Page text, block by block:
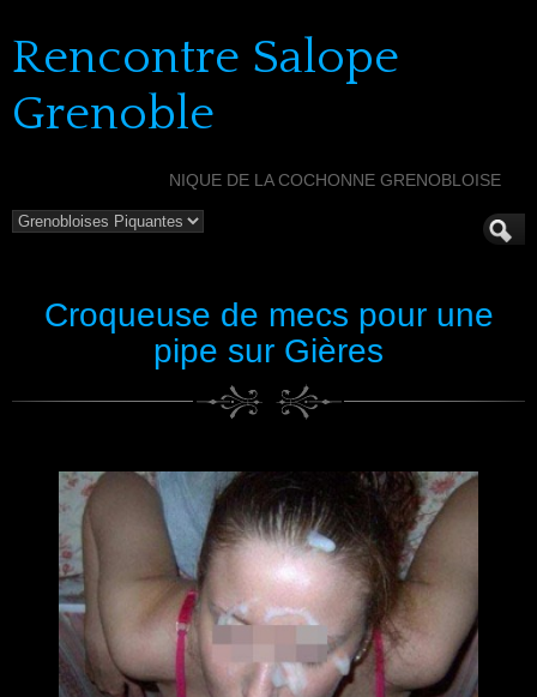
Rencontre Salope
Grenoble
NIQUE DE LA COCHONNE GRENOBLOISE
Croqueuse de mecs pour une
pipe sur Gières